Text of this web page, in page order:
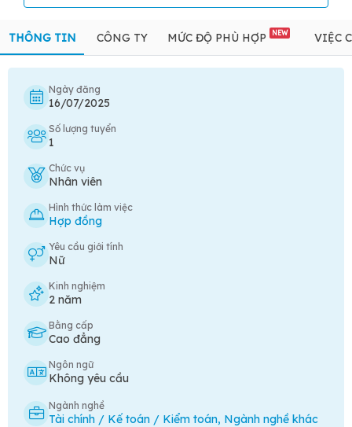
THÔNG TIN CÔNG TY MỨC ĐỘ PHÙ HỢP NEW VIỆC
Ngày đăng
16/07/2025
Số lượng tuyển
1
Chức vụ
Nhân viên
Hình thức làm việc
Hợp đồng
Yêu cầu giới tính
Nữ
Kinh nghiệm
2 năm
Bằng cấp
Cao đẳng
Ngôn ngữ
Không yêu cầu
Ngành nghề
Tài chính / Kế toán / Kiểm toán, Ngành nghề khác